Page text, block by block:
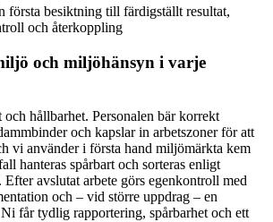
första besiktning till färdigställt resultat,
och återkoppling
och miljöhänsyn i varje
hållbarhet. Personalen bär korrekt
och kapslar in arbetszoner för att
vi använder i första hand miljömärkta kem
hanteras spårbart och sorteras enligt
avslutat arbete görs egenkontroll med
och – vid större uppdrag – en
får tydlig rapportering, spårbarhet och ett